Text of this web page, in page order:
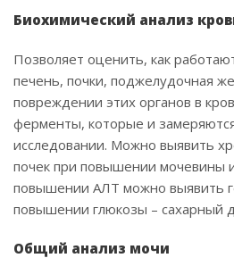
Биохимический анализ
Позволяет оценить, как
печень, почки, поджелудочная
повреждении этих органов в
ферменты, которые и
исследовании. Можно выявить
почек при повышении мочевины
повышении АЛТ можно выявить
повышении глюкозы – сахарный
Общий анализ мочи